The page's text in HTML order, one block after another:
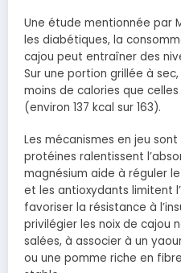
Une étude mentionnée par
les diabétiques, la
cajou peut entraîner des
Sur une portion grillée à
moins de calories que
(environ 137 kcal sur 163).
Les mécanismes en jeu
protéines ralentissent
magnésium aide à réguler
et les antioxydants limitent
favoriser la résistance à
privilégier les noix de cajou
salées, à associer à un
ou une pomme riche en